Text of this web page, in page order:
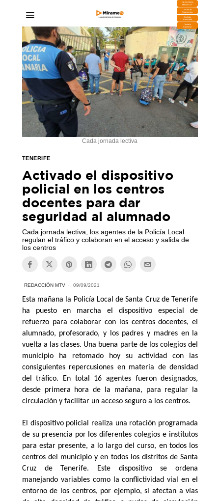
DESCARGA
MIRAPLAY
Buzón de
Sugerencias
Contratar
Publicidad
Contacto
Comercial
Cada jornada lectiva
TENERIFE
Activado el dispositivo
policial en los centros
docentes para dar
seguridad al alumnado
Cada jornada lectiva, los agentes de la Policía Local
regulan el tráfico y colaboran en el acceso y salida de
los centros
REDACCIÓN MTV 09/09/2021
Esta mañana la Policía Local de Santa Cruz de Tenerife
ha puesto en marcha el dispositivo especial de
refuerzo para colaborar con los centros docentes, el
alumnado, profesorado, y los padres y madres en la
vuelta a las clases. Una buena parte de los colegios del
municipio ha retomado hoy su actividad con las
consiguientes repercusiones en materia de densidad
del tráfico. En total 16 agentes fueron designados,
desde primera hora de la mañana, para regular la
circulación y facilitar un acceso seguro a los centros.
El dispositivo policial realiza una rotación programada
de su presencia por los diferentes colegios e institutos
para estar presente, a lo largo del curso, en todos los
centros del municipio y en todos los distritos de Santa
Cruz de Tenerife. Este dispositivo se ordena
manejando variables como la conflictividad vial en el
entorno de los centros, por ejemplo, si afectan a vías